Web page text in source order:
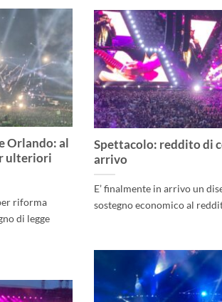
Orlando: al
ulteriori
riforma
di legge
Spettacolo: reddito di
arrivo
E’ finalmente in arrivo un
sostegno economico al